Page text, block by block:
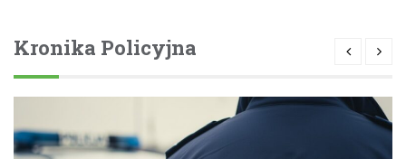
Kronika Policyjna